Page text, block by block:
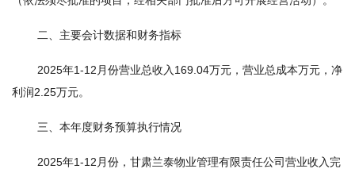
二、主要会计数据和财务指标
2025年1-12月份营业总收入169.04万元，营业总成本万元，净
利润2.25万元。
三、本年度财务预算执行情况
2025年1-12月份，甘肃兰泰物业管理有限责任公司营业收入完